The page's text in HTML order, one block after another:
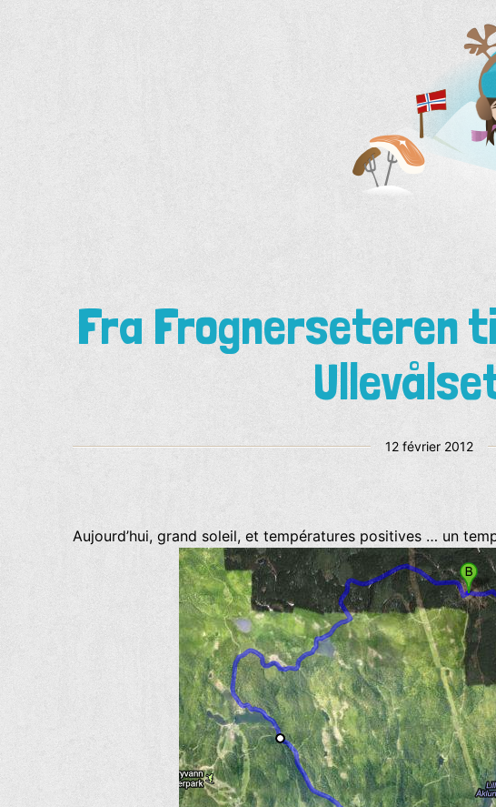
Fra Frognerseteren
Publié
12 février 2012
Aujourd’hui, grand soleil, et températures positives … un